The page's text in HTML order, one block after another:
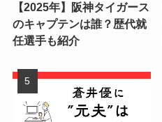
【2025年】阪神タイガース
のキャプテンは誰？歴代就
任選手も紹介